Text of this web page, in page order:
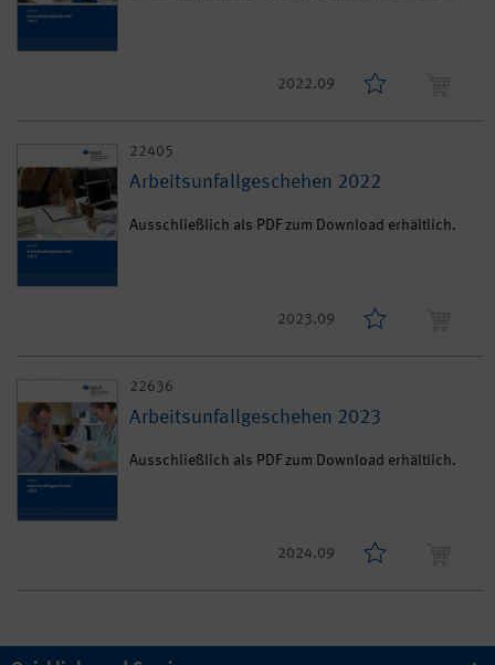
2022.09
22405
Arbeitsunfallgeschehen 2022
Ausschließlich als PDF zum Download erhältlich.
2023.09
22636
Arbeitsunfallgeschehen 2023
Ausschließlich als PDF zum Download erhältlich.
2024.09